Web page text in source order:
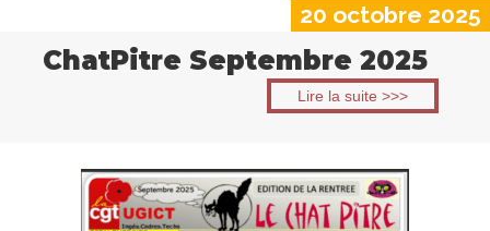
20 octobre 2025
ChatPitre Septembre 2025
Lire la suite >>>